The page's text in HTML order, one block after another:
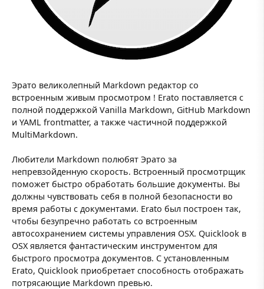
Эрато великолепный Markdown редактор со
встроенным живым просмотром ! Erato поставляется с
полной поддержкой Vanilla Markdown, GitHub Markdown
и YAML frontmatter, а также частичной поддержкой
MultiMarkdown.
Любители Markdown полюбят Эрато за
непревзойденную скорость. Встроенный просмотрщик
поможет быстро обработать большие документы. Вы
должны чувствовать себя в полной безопасности во
время работы с документами. Erato был построен так,
чтобы безупречно работать со встроенным
автосохранением системы управления OSX. Quicklook в
OSX является фантастическим инструментом для
быстрого просмотра документов. С установленным
Erato, Quicklook приобретает способность отображать
потрясающие Markdown превью.